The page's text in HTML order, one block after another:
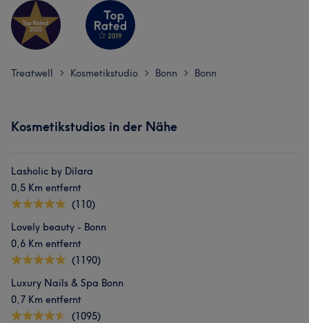
Treatwell > Kosmetikstudio > Bonn > Bonn
Kosmetikstudios in der Nähe
Lasholic by Dilara
0,5 Km entfernt
(110)
Lovely beauty - Bonn
0,6 Km entfernt
(1190)
Luxury Nails & Spa Bonn
0,7 Km entfernt
(1095)